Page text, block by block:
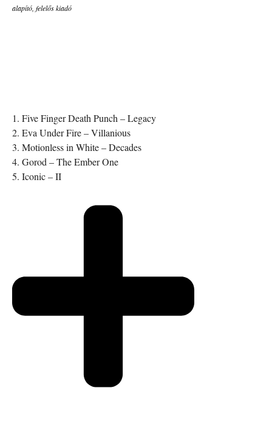
alapító, felelős kiadó
1. Five Finger Death Punch – Legacy
2. Eva Under Fire – Villanious
3. Motionless in White – Decades
4. Gorod – The Ember One
5. Iconic – II